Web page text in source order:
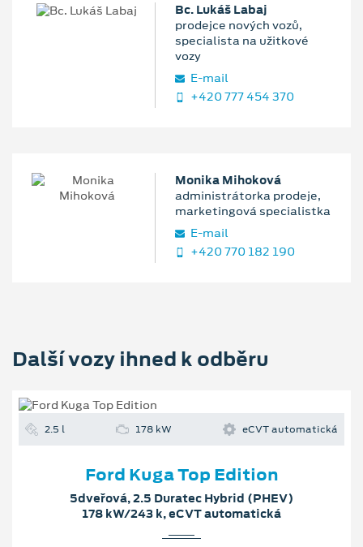
Bc. Lukáš Labaj
prodejce nových vozů,
specialista na užitkové
vozy
E‑mail
+420 777 454 370
Monika Mihoková
administrátorka prodeje,
marketingová specialistka
E‑mail
+420 770 182 190
Další vozy ihned k odběru
2.5 l 178 kW eCVT automatická
Ford Kuga Top Edition
5dveřová, 2.5 Duratec Hybrid (PHEV)
178 kW/243 k, eCVT automatická